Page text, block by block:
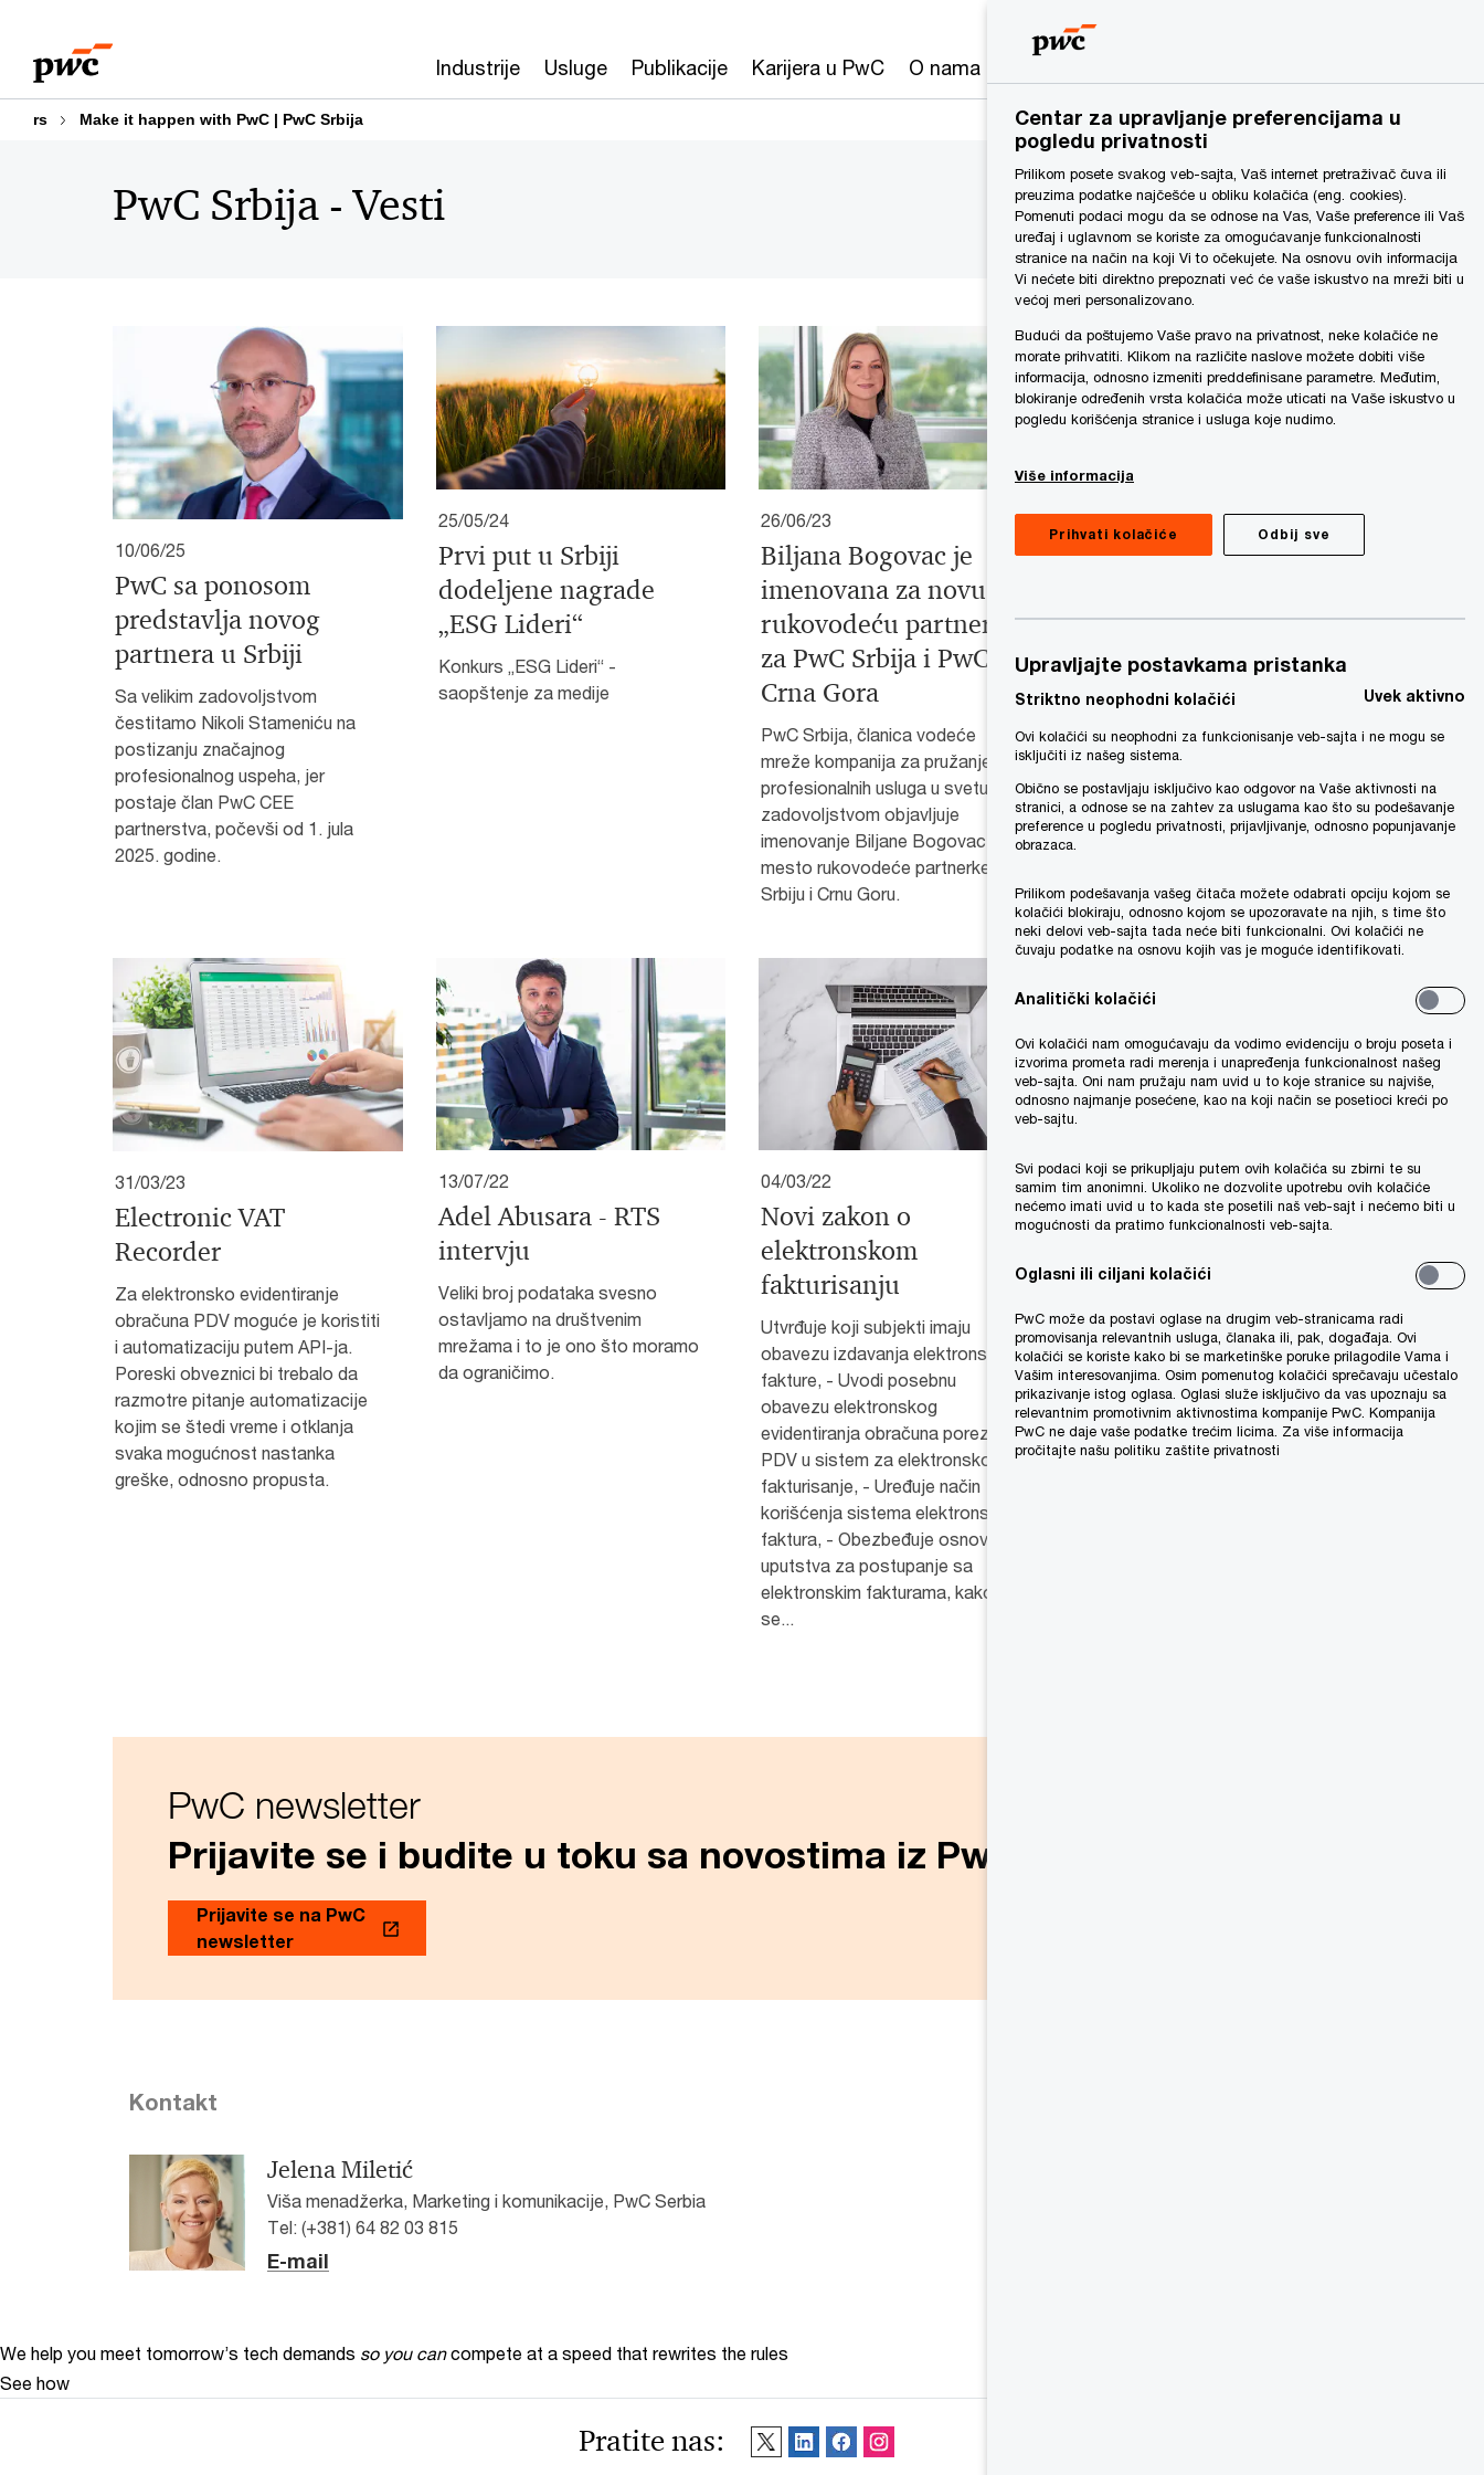
content
footer
Industrije Usluge Publikacije Karijera u PwC O nama
rs Make it happen with PwC | PwC Srbija
PwC Srbija - Vesti
10/06/25
PwC sa ponosom
predstavlja novog
partnera u Srbiji
Sa velikim zadovoljstvom
čestitamo Nikoli Stameniću na
postizanju značajnog
profesionalnog uspeha, jer
postaje član PwC CEE
partnerstva, počevši od 1. jula
2025. godine.
25/05/24
Prvi put u Srbiji
dodeljene nagrade
„ESG Lideri“
Konkurs „ESG Lideri“ -
saopštenje za medije
26/06/23
Biljana Bogovac je
imenovana za novu
rukovodeću partnerku
za PwC Srbija i PwC
Crna Gora
PwC Srbija, članica vodeće
mreže kompanija za pružanje
profesionalnih usluga u svetu, sa
zadovoljstvom objavljuje
imenovanje Biljane Bogovac na
mesto rukovodeće partnerke za
Srbiju i Crnu Goru.
03/05/23
Biljana Bogovac -
Kako si na poslu #63
Svi govore o greškama, ali šta je
danas strah od uspeha?
31/03/23
Electronic VAT
Recorder
Za elektronsko evidentiranje
obračuna PDV moguće je koristiti
i automatizaciju putem API-ja.
Poreski obveznici bi trebalo da
razmotre pitanje automatizacije
kojim se štedi vreme i otklanja
svaka mogućnost nastanka
greške, odnosno propusta.
13/07/22
Adel Abusara - RTS
intervju
Veliki broj podataka svesno
ostavljamo na društvenim
mrežama i to je ono što moramo
da ograničimo.
04/03/22
Novi zakon o
elektronskom
fakturisanju
Utvrđuje koji subjekti imaju
obavezu izdavanja elektronske
fakture, - Uvodi posebnu
obavezu elektronskog
evidentiranja obračuna poreza na
PDV u sistem za elektronsko
fakturisanje, - Uređuje način
korišćenja sistema elektronskih
faktura, - Obezbeđuje osnovna
uputstva za postupanje sa
elektronskim fakturama, kako
se...
PwC Serbia
professionals' corner
PwC professionals' corner je
novi serijal intervjua u kojima sa
ekspertima razgovaramo o
raznim aktuelnim i interesantnim
temama iz oblasti biznisa,
edukacije, pravne regulative,
poreza itd.
PwC newsletter
Prijavite se i budite u toku sa novostima iz PwC Srbija
Prijavite se na PwC
newsletter
Kontakt
Jelena Miletić
Viša menadžerka, Marketing i komunikacije, PwC Serbia
Tel: (+381) 64 82 03 815
E-mail
We help you meet tomorrow’s tech demands so you can compete at a speed that rewrites the rules
See how
Pratite nas:
Centar za upravljanje preferencijama u
pogledu privatnosti
Prilikom posete svakog veb-sajta, Vaš internet pretraživač čuva ili
preuzima podatke najčešće u obliku kolačića (eng. cookies).
Pomenuti podaci mogu da se odnose na Vas, Vaše preference ili Vaš
uređaj i uglavnom se koriste za omogućavanje funkcionalnosti
stranice na način na koji Vi to očekujete. Na osnovu ovih informacija
Vi nećete biti direktno prepoznati već će vaše iskustvo na mreži biti u
većoj meri personalizovano.
Budući da poštujemo Vaše pravo na privatnost, neke kolačiće ne
morate prihvatiti. Klikom na različite naslove možete dobiti više
informacija, odnosno izmeniti preddefinisane parametre. Međutim,
blokiranje određenih vrsta kolačića može uticati na Vaše iskustvo u
pogledu korišćenja stranice i usluga koje nudimo.
Više informacija
Odbij sve
Prihvati kolačiće
Upravljajte postavkama pristanka
Striktno neophodni kolačići Uvek aktivno
Ovi kolačići su neophodni za funkcionisanje veb-sajta i ne mogu se
isključiti iz našeg sistema.
Obično se postavljaju isključivo kao odgovor na Vaše aktivnosti na
stranici, a odnose se na zahtev za uslugama kao što su podešavanje
preference u pogledu privatnosti, prijavljivanje, odnosno popunjavanje
obrazaca.
Prilikom podešavanja vašeg čitača možete odabrati opciju kojom se
kolačići blokiraju, odnosno kojom se upozoravate na njih, s time što
neki delovi veb-sajta tada neće biti funkcionalni. Ovi kolačići ne
čuvaju podatke na osnovu kojih vas je moguće identifikovati.
Analitički kolačići
Ovi kolačići nam omogućavaju da vodimo evidenciju o broju poseta i
izvorima prometa radi merenja i unapređenja funkcionalnost našeg
veb-sajta. Oni nam pružaju nam uvid u to koje stranice su najviše,
odnosno najmanje posećene, kao na koji način se posetioci kreći po
veb-sajtu.
Svi podaci koji se prikupljaju putem ovih kolačića su zbirni te su
samim tim anonimni. Ukoliko ne dozvolite upotrebu ovih kolačiće
nećemo imati uvid u to kada ste posetili naš veb-sajt i nećemo biti u
mogućnosti da pratimo funkcionalnosti veb-sajta.
Oglasni ili ciljani kolačići
PwC može da postavi oglase na drugim veb-stranicama radi
promovisanja relevantnih usluga, članaka ili, pak, događaja. Ovi
kolačići se koriste kako bi se marketinške poruke prilagodile Vama i
Vašim interesovanjima. Osim pomenutog kolačići sprečavaju učestalo
prikazivanje istog oglasa. Oglasi služe isključivo da vas upoznaju sa
relevantnim promotivnim aktivnostima kompanije PwC. Kompanija
PwC ne daje vaše podatke trećim licima. Za više informacija
pročitajte našu politiku zaštite privatnosti